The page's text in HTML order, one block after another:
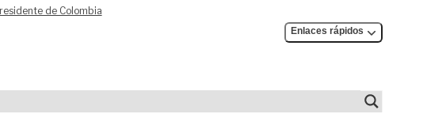
de Colombia
Enlaces rápidos